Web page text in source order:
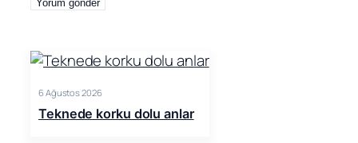
6 Ağustos 2026
Teknede korku dolu anlar